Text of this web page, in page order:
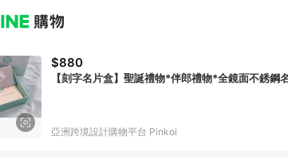
$880
【刻字名片盒】聖誕禮物*伴郎禮物*全鏡面不銹鋼
亞洲跨境設計購物平台 Pinkoi